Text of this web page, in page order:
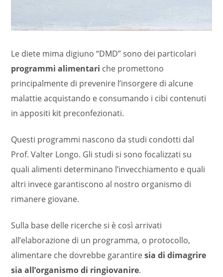
Le diete mima digiuno “DMD” sono dei particolari
programmi alimentari che promettono
principalmente di prevenire l’insorgere di alcune
malattie acquistando e consumando i cibi contenuti
in appositi kit preconfezionati.
Questi programmi nascono da studi condotti dal
Prof. Valter Longo. Gli studi si sono focalizzati su
quali alimenti determinano l’invecchiamento e quali
altri invece garantiscono al nostro organismo di
rimanere giovane.
Sulla base delle ricerche si è così arrivati
all’elaborazione di un programma, o protocollo,
alimentare che dovrebbe garantiresia di dimagrire
sia all’organismo di ringiovanire.